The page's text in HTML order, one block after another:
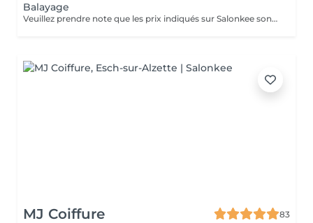
Balayage
Veuillez prendre note que les prix indiqués sur Salonkee sont communiqués à titre informatif et s'entendent de base. Ces derniers sont susceptibles de varier selon le diagnostic réalisé à votre arrivée au salon et l'expertise du professionnel à qui vous confiez votre beauté. Dans tous les cas, un devis précis vous sera proposé et toutes réalisations de prestations seront effectuées avec votre accord. Un grand merci d'avance pour votre compréhension. Au plaisir de vous recevoir très vite.
MJ Coiffure
83